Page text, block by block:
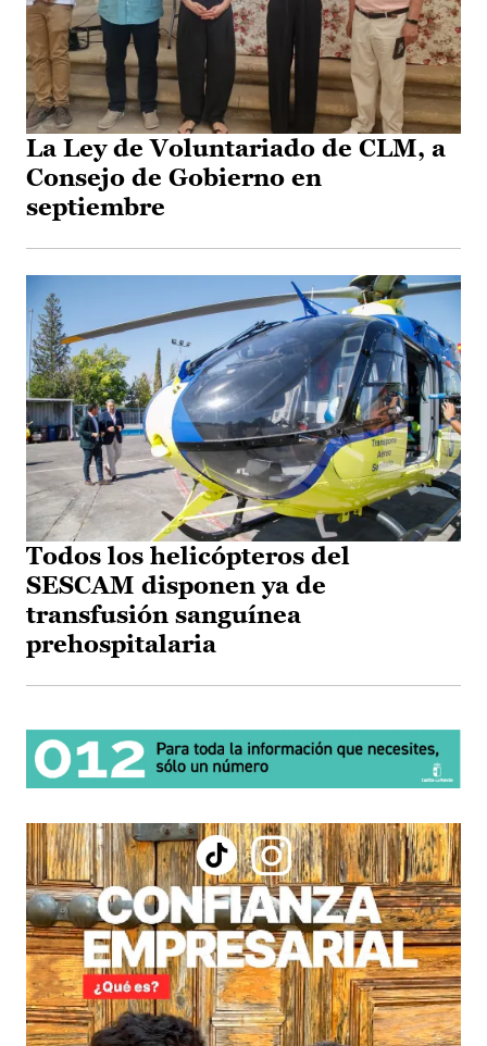
La Ley de Voluntariado de CLM, a
Consejo de Gobierno en
septiembre
Todos los helicópteros del
SESCAM disponen ya de
transfusión sanguínea
prehospitalaria